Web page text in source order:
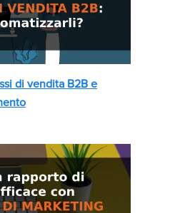
di vendita B2B e